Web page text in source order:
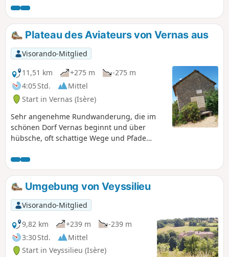
Plateau des Aviateurs von Vernas aus
Visorando-Mitglied
11,51 km
+275 m
-275 m
4:05 Std.
Mittel
Start in Vernas (Isère)
Sehr angenehme Rundwanderung, die im
schönen Dorf Vernas beginnt und über
hübsche, oft schattige Wege und Pfade
führt, wo 1944 ein Militärflugzeug und 1969
ein weiteres Flugzeug abgestürzt sind. Eine
kleine Kapelle, Gedenktafeln und ein Schild
erinnern an diese Ereignisse. Entlang der
gesamten Strecke bieten sich weite
Ausblicke auf die Rhône-Ebene und die
Alpenkette in der Ferne.
Umgebung von Veyssilieu
Visorando-Mitglied
9,82 km
+239 m
-239 m
3:30 Std.
Mittel
Start in Veyssilieu (Isère)